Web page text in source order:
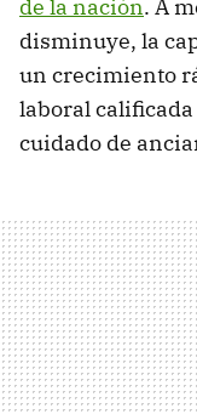
de la nación. A
disminuye, la
un crecimiento
laboral
cuidado de